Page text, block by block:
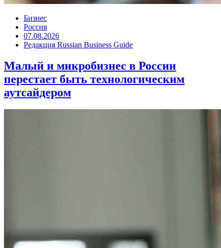
Бизнес
Россия
07.08.2026
Редакция Russian Business Guide
Малый и микробизнес в России
перестает быть технологическим
аутсайдером